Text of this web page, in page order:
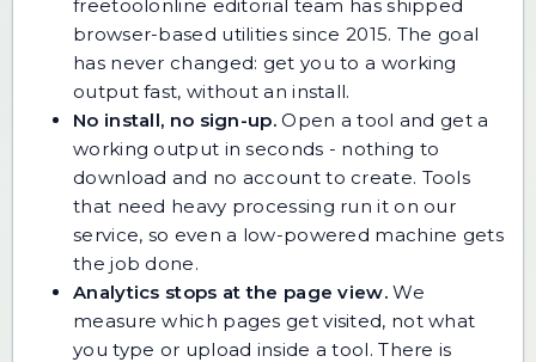
freetoolonline editorial team has shipped
browser-based utilities since 2015. The goal
has never changed: get you to a working
output fast, without an install.
No install, no sign-up.Open a tool and get a
working output in seconds - nothing to
download and no account to create. Tools
that need heavy processing run it on our
service, so even a low-powered machine gets
the job done.
Analytics stops at the page view.We
measure which pages get visited, not what
you type or upload inside a tool. There is